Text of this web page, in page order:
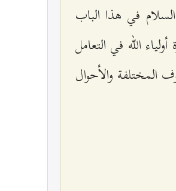
في هذا الباب
الله في التعامل
والأحوال